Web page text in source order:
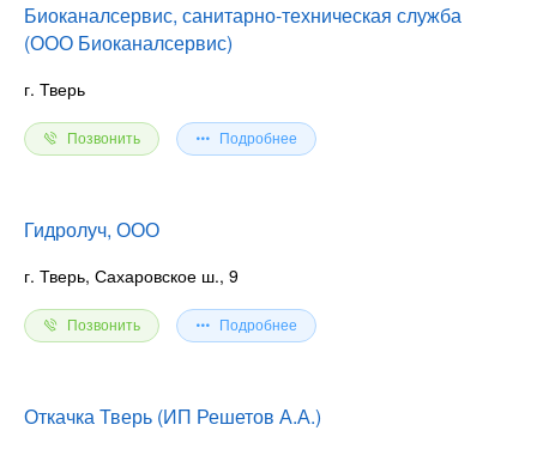
Биоканалсервис, санитарно-техническая служба
(ООО Биоканалсервис)
г. Тверь
Позвонить Подробнее
Гидролуч, ООО
г. Тверь, Сахаровское ш., 9
Позвонить Подробнее
Откачка Тверь (ИП Решетов А.А.)